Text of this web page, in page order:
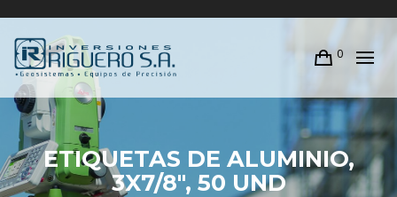
0
ETIQUETAS DE ALUMINIO,
3X7/8″, 50 UND